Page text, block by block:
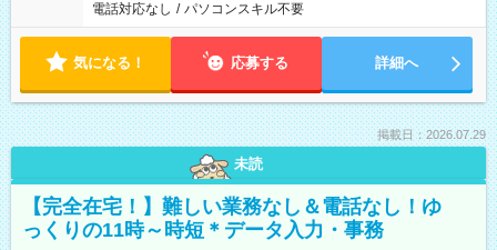
電話対応なし / パソコンスキル不要
気になる！ 応募する 詳細へ
掲載日：2026.07.29
未読
【完全在宅！】難しい業務なし＆電話なし！ゆ
っくりの11時～時短＊データ入力・事務